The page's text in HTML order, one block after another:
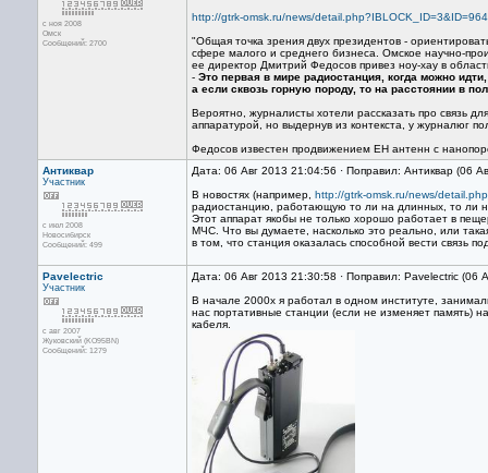
с ноя 2008
Омск
Сообщений: 2700
http://gtrk-omsk.ru/news/
"Общая точка зрения двух президентов -
сфере малого и среднего бизнеса. Омское научно-
ее директор Дмитрий Федосов привез ноу-хау в
- Это первая в мире радиостанция, когда можно
а если сквозь горную породу, то на расстоянии в
Вероятно, журналисты хотели рассказать про связь
аппаратурой, но выдернув из контекста, у журналюг
Федосов известен продвижением EH антенн с
Антиквар
Участник
с июл 2008
Новосибирск
Сообщений: 499
Дата: 06 Авг 2013 21:04:56 · Поправил: Антиквар (06
В новостях (например, http://gtrk-omsk.ru/news/
радиостанцию, работающую то ли на длинных, то ли
Этот аппарат якобы не только хорошо работает в
МЧС. Что вы думаете, насколько это реально, или
в том, что станция оказалась способной вести связь
Pavelectric
Участник
с авг 2007
Жуковский (KO95BN)
Сообщений: 1279
Дата: 06 Авг 2013 21:30:58 · Поправил: Pavelectric (06
В начале 2000х я работал в одном институте,
нас портативные станции (если не изменяет память)
кабеля.